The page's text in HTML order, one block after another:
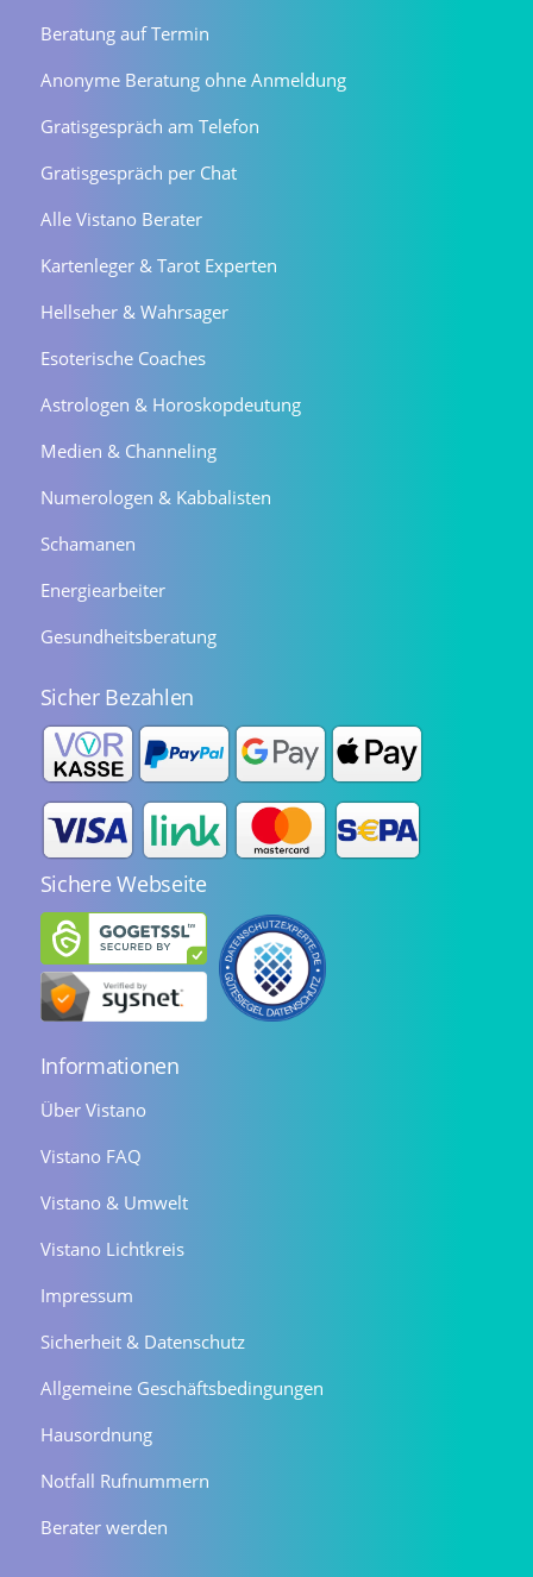
Beratung auf Termin
Anonyme Beratung ohne Anmeldung
Gratisgespräch am Telefon
Gratisgespräch per Chat
Alle Vistano Berater
Kartenleger & Tarot Experten
Hellseher & Wahrsager
Esoterische Coaches
Astrologen & Horoskopdeutung
Medien & Channeling
Numerologen & Kabbalisten
Schamanen
Energiearbeiter
Gesundheitsberatung
Sicher Bezahlen
Sichere Webseite
Informationen
Über Vistano
Vistano FAQ
Vistano & Umwelt
Vistano Lichtkreis
Impressum
Sicherheit & Datenschutz
Allgemeine Geschäftsbedingungen
Hausordnung
Notfall Rufnummern
Berater werden